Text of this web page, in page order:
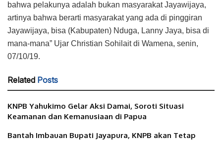
bahwa pelakunya adalah bukan masyarakat Jayawijaya,
artinya bahwa berarti masyarakat yang ada di pinggiran
Jayawijaya, bisa (Kabupaten) Nduga, Lanny Jaya, bisa di
mana-mana” Ujar Christian Sohilait di Wamena, senin,
07/10/19.
Related Posts
KNPB Yahukimo Gelar Aksi Damai, Soroti Situasi
Keamanan dan Kemanusiaan di Papua
Bantah Imbauan Bupati Jayapura, KNPB akan Tetap